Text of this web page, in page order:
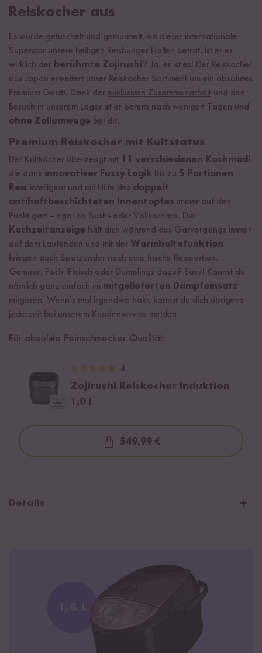
Reiskocher aus
Es wurde getuschelt und gemurmelt, als dieser internationale
Superstar unsere heiligen Reishunger Hallen betrat. Ist er es
wirklich der berühmte Zojirushi? Ja, er ist es! Der Reiskocher
aus Japan erweitert unser Reiskocher Sortiment um ein absolutes
Premium Gerät. Dank der exklusiven Zusammenarbeit und den
Besuch in unserem Lager ist er bereits nach wenigen Tagen und
ohne Zollumwege bei dir.
Premium Reiskocher mit Kultstatus
Der Kultkocher überzeugt mit 11 verschiedenen Kochmodi,
die dank innovativer Fuzzy Logik bis zu 5 Portionen
Reis intelligent und mit Hilfe des doppelt
antihaftbeschichteten Innentopfes immer auf den
Punkt gart – egal ob Sushi- oder Vollkornreis. Die
Kochzeitanzeige hält dich während des Garvorgangs immer
auf dem Laufenden und mit der Warmhaltefunktion
kriegen auch Spätzünder noch eine frische Reisportion.
Gemüse, Fisch, Fleisch oder Dumplings dazu? Easy! Kannst du
nämlich ganz einfach im mitgelieferten Dämpfeinsatz
mitgaren. Wenn’s mal irgendwo hakt, kannst du dich übrigens
jederzeit bei unserem Kundenservice melden.
Für absolute Feinschmecker Qualität:
4
Zojirushi Reiskocher Induktion
1,0 l
Loading...
549,99 €
Details
Digitaler Reiskocher mit LED-Display
Fuzzy Logik Kochtechnologie für perfekt gegarten Reis
11 Programme inkl. 9 spezielle Reismodi
Timer- und Warmhaltefunktion für bis zu 24 Stunden